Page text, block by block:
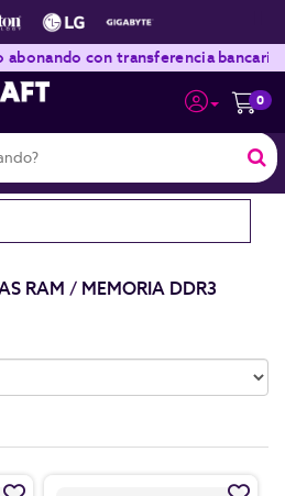
0
con transferencia bancaria
RAM / MEMORIA DDR3